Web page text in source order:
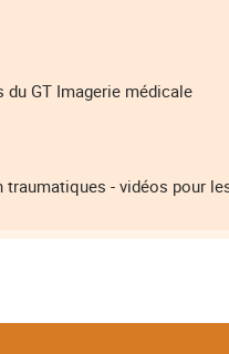
du GT Imagerie médicale
traumatiques - vidéos pour